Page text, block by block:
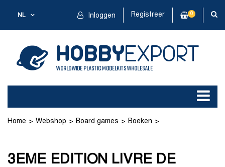
NL Inloggen Registreer 0
Home Webshop Board games Boeken
3EME EDITION LIVRE DE